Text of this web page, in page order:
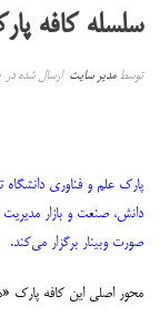
سلسله کافه
توسطمدیر سایت ارسال شده در
پارک علم و فناوری دانشگاه
دانش، صنعت و بازار مدیریت
صورت وبینار برگزار می‌کند.
محور اصلی این کافه پارک